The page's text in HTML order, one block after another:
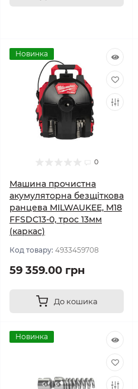
Новинка
0
Машина прочистна
акумуляторна безщіткова
ранцева MILWAUKEE, M18
FFSDC13-0, трос 13мм
(каркас)
Код товару: 4933459708
59 359.00 грн
До кошика
Новинка